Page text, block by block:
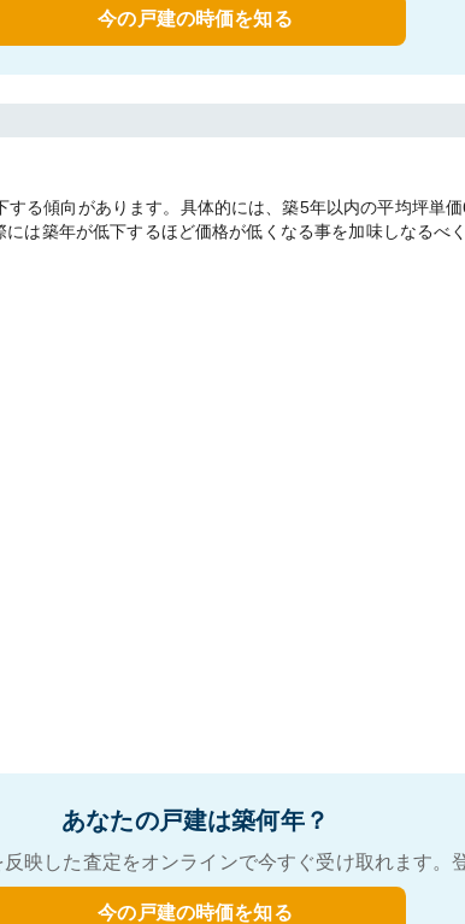
今の戸建の時価を知る
る傾向があります。具体的には、築5年以内の平均坪単
は築年が低下するほど価格が低くなる事を加味しなるべ
あなたの戸建は築何年？
映した査定をオンラインで今すぐ受け取れます。
今の戸建の時価を知る